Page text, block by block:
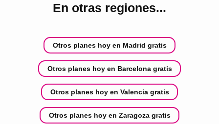
En otras regiones...
Otros planes hoy en Madrid gratis
Otros planes hoy en Barcelona gratis
Otros planes hoy en Valencia gratis
Otros planes hoy en Zaragoza gratis